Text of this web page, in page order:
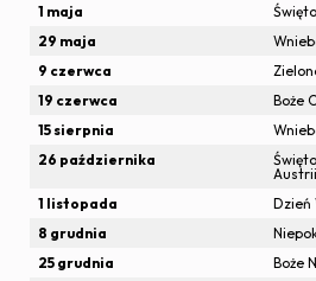
1 maja
29 maja
9 czerwca
19 czerwca
Boże
15 sierpnia
26 października
Austrii
1 listopada
Dzień
8 grudnia
25 grudnia
Boże